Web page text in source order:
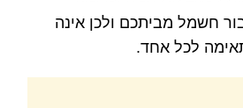
חשמל מביתכם ולכן אינה
לכל אחד.